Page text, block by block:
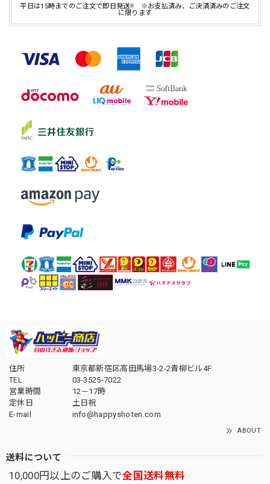
平日は15時までのご注文で即日発送!! ※お支払済み、ご決済済みのご注文
に限ります
住所
東京都新宿区高田馬場3-2-2青柳ビル4F
TEL
03-3525-7022
営業時間
12－17時
定休日
土日祝
E-mail
info@happyshoten.com
ABOUT
送料について
10,000円以上のご購入で全国送料無料